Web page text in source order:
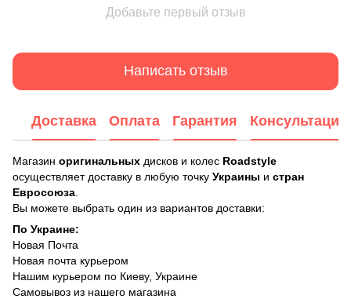
Добавьте первый отзыв
Написать отзыв
Доставка Оплата Гарантия Консультация
Магазин оригинальных дисков и колес Roadstyle
осуществляет доставку в любую точку Украины и стран
Евросоюза
Вы можете выбрать один из вариантов доставки:
По Украине:
Новая Почта
Новая почта курьером
Нашим курьером по Киеву, Украине
Самовывоз из нашего магазина